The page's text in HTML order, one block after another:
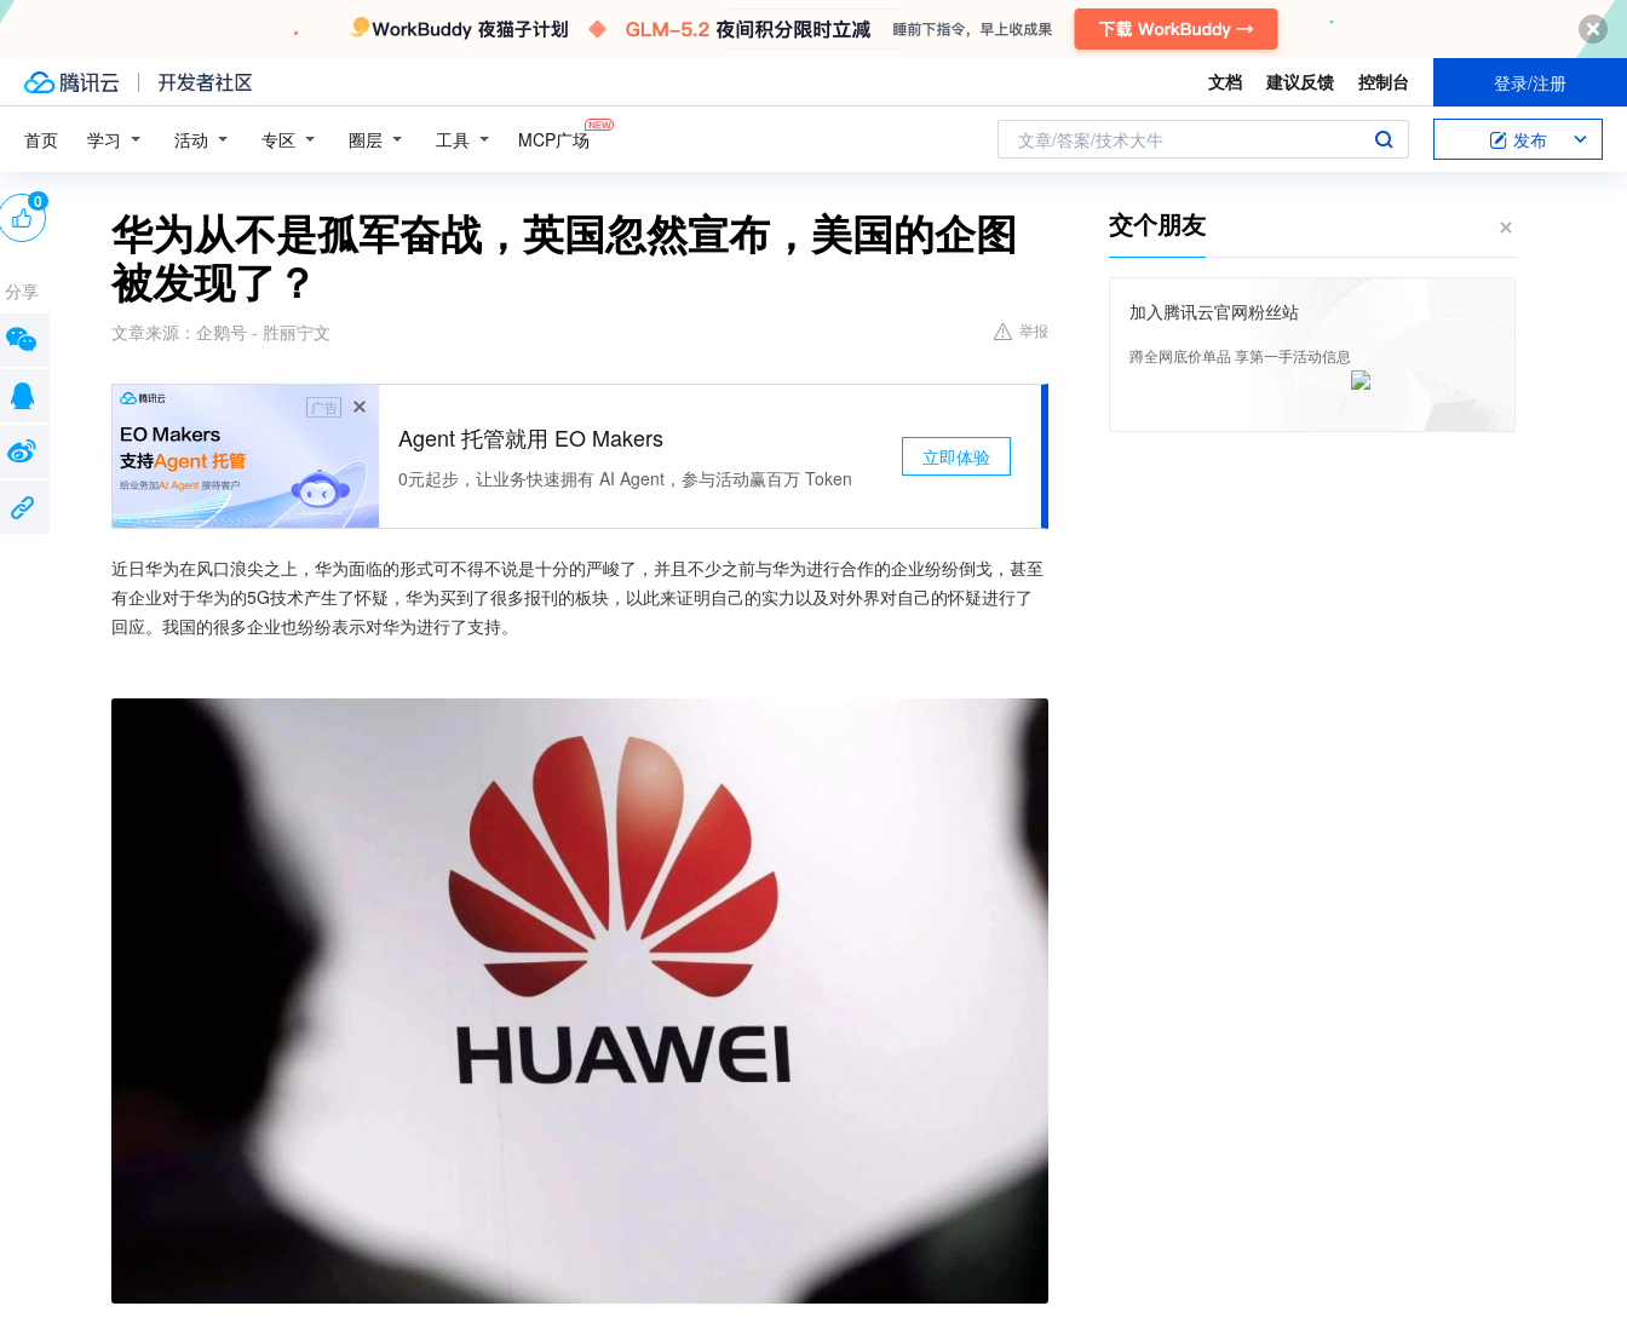
文档 建议反馈 控制台 登录/注册
首页 学习 活动 专区 圈层 工具 MCP广场 文章/答案/技术大牛 发布
华为从不是孤军奋战，英国忽然宣布，美国的企图
被发现了？
文章来源： 企鹅号 - 胜丽宁文 举报
广告
Agent 托管就用 EO Makers
0元起步，让业务快速拥有 AI Agent，参与活动赢百万 Token
立即体验
近日华为在风口浪尖之上，华为面临的形式可不得不说是十分的严峻了，并且不少之前与华为进行合作的企业纷纷倒戈，甚至
有企业对于华为的5G技术产生了怀疑，华为买到了很多报刊的板块，以此来证明自己的实力以及对外界对自己的怀疑进行了
回应。我国的很多企业也纷纷表示对华为进行了支持。
0
分享
交个朋友
加入腾讯云官网粉丝站
蹲全网底价单品 享第一手活动信息